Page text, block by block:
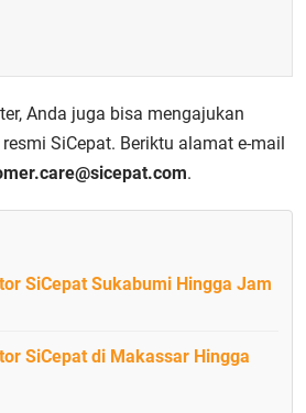
Anda juga bisa mengajukan
SiCepat. Beriktu alamat e-mail
.
SiCepat Sukabumi Hingga Jam
SiCepat di Makassar Hingga